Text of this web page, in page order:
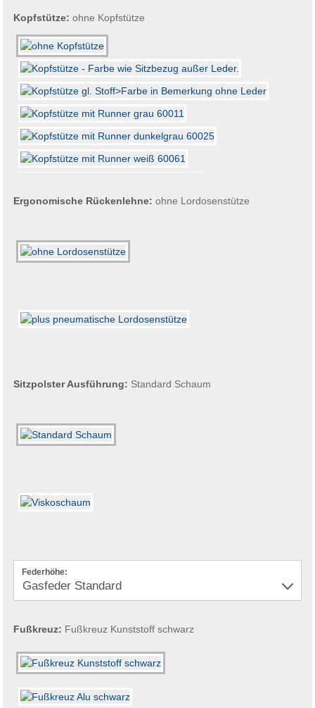
Kopfstütze: ohne Kopfstütze
Ergonomische Rückenlehne: ohne Lordosenstütze
Sitzpolster Ausführung: Standard Schaum
Federhöhe:
Fußkreuz: Fußkreuz Kunststoff schwarz